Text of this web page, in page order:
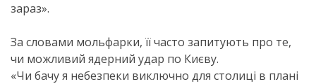
зараз».
За словами мольфарки, її часто запитують про те,
чи можливий ядерний удар по Києву.
«Чи бачу я небезпеки виключно для столиці в плані